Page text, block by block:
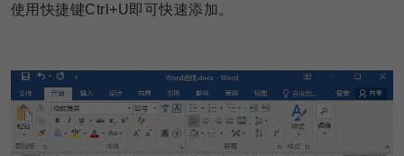
使用快捷键Ctrl+U即可快速添加。